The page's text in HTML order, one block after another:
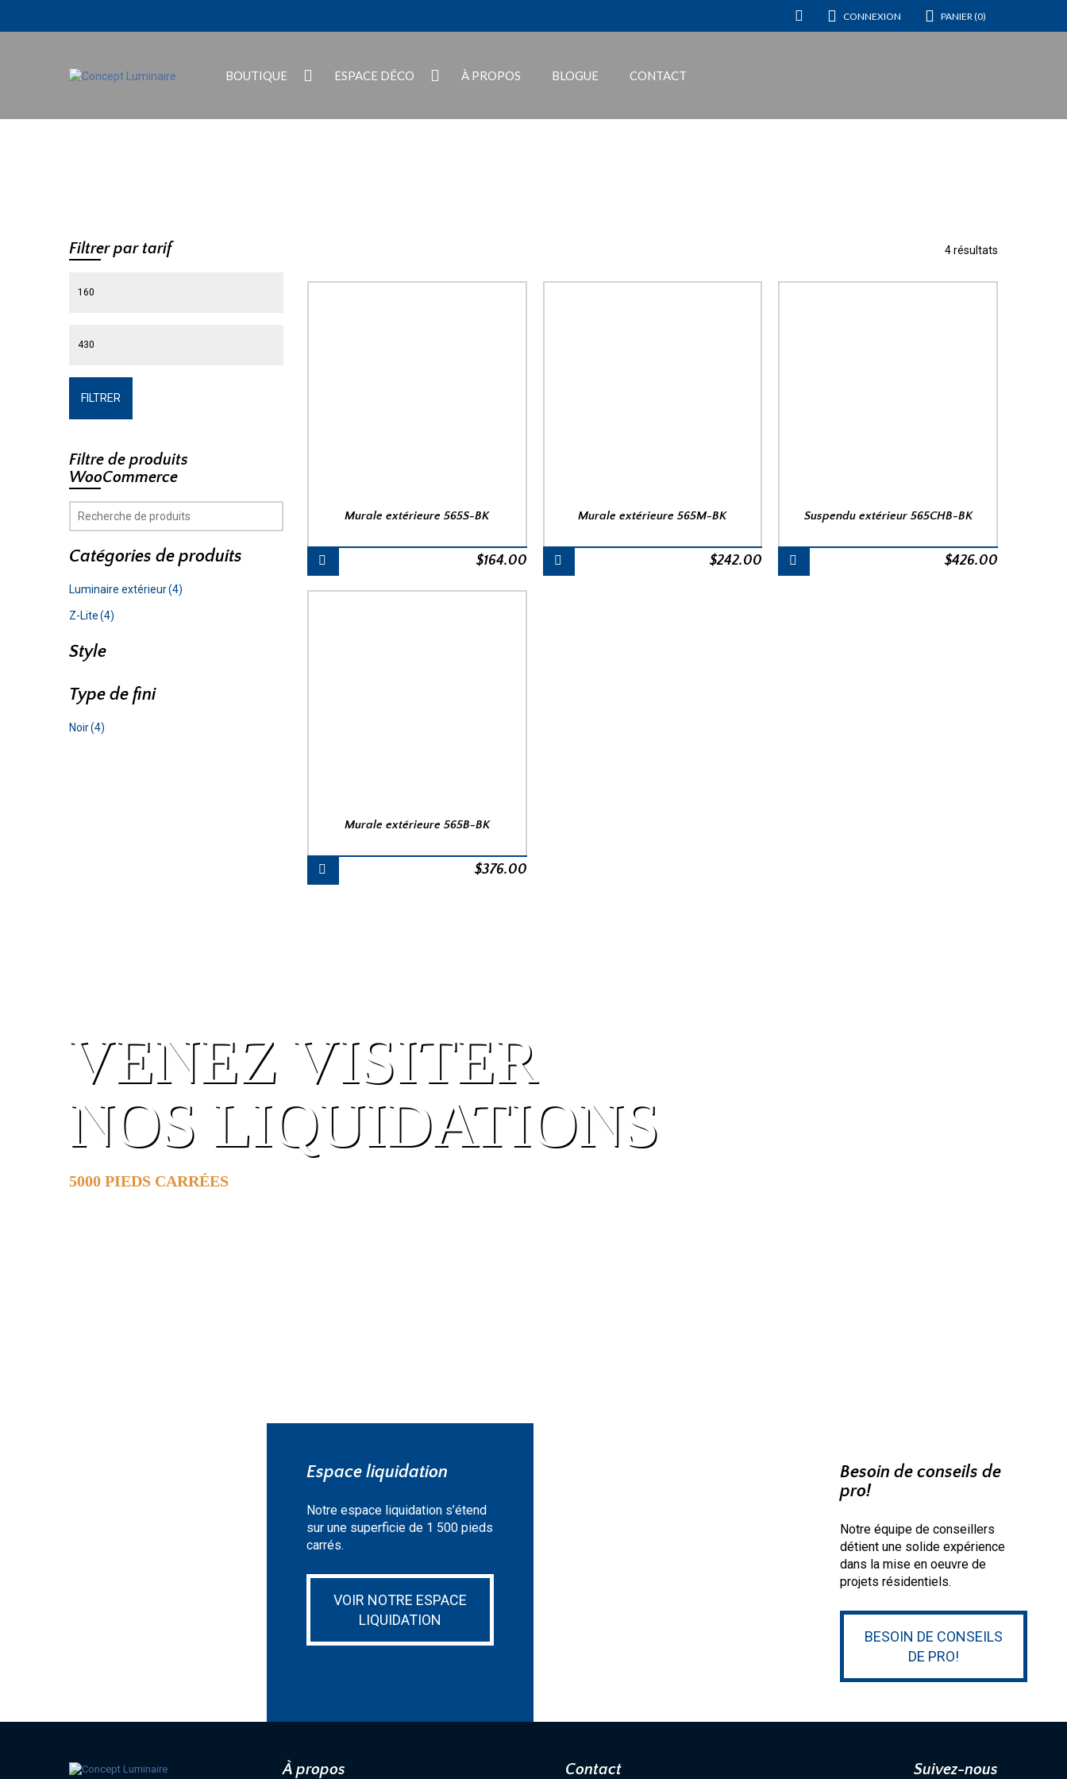
CONNEXION PANIER (0)
BOUTIQUE ESPACE DÉCO À PROPOS BLOGUE CONTACT
Filtrer par tarif
FILTRER
Filtre de produits
WooCommerce
Catégories de produits
Luminaire extérieur(4)
Z-Lite(4)
Style
Type de fini
Noir(4)
4 résultats
Murale extérieure 565S-BK
$164.00
Murale extérieure 565M-BK
$242.00
Suspendu extérieur 565CHB-BK
$426.00
Murale extérieure 565B-BK
$376.00
VENEZ VISITER
NOS LIQUIDATIONS
5000 PIEDS CARRÉES
Espace liquidation
Notre espace liquidation s’étend
sur une superficie de 1 500 pieds
carrés.
VOIR NOTRE ESPACE
LIQUIDATION
Besoin de conseils de
pro!
Notre équipe de conseillers
détient une solide expérience
dans la mise en oeuvre de
projets résidentiels.
BESOIN DE CONSEILS
DE PRO!
À propos Contact Suivez-nous